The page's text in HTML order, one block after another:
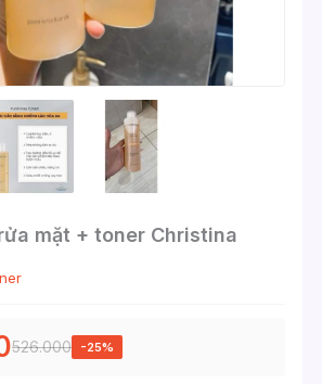
mặt + toner Christina
526.000 -25%